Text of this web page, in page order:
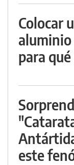
Colocar
para
este